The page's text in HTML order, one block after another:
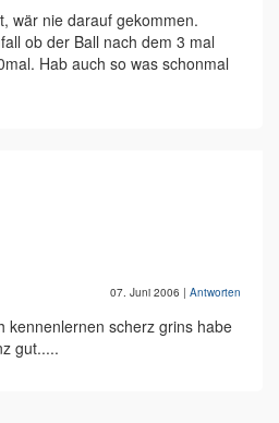
wär nie darauf gekommen.
ob der Ball nach dem 3 mal
Hab auch so was schonmal
07. Juni 2006 | Antworten
kennenlernen scherz grins habe
gut.....